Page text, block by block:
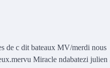
de c dit bateaux MV/merdi nous
Miracle ndabatezi